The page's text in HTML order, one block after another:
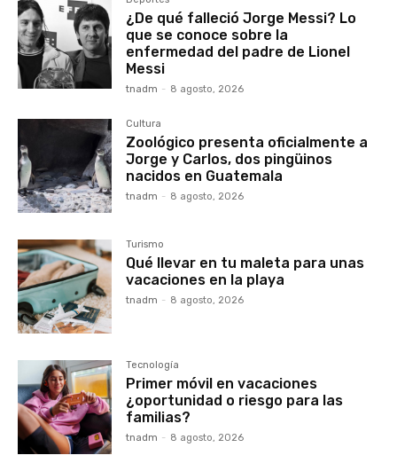
¿De qué falleció Jorge Messi? Lo
que se conoce sobre la
enfermedad del padre de Lionel
Messi
tnadm - 8 agosto, 2026
Cultura
Zoológico presenta oficialmente a
Jorge y Carlos, dos pingüinos
nacidos en Guatemala
tnadm - 8 agosto, 2026
Turismo
Qué llevar en tu maleta para unas
vacaciones en la playa
tnadm - 8 agosto, 2026
Tecnología
Primer móvil en vacaciones
¿oportunidad o riesgo para las
familias?
tnadm - 8 agosto, 2026